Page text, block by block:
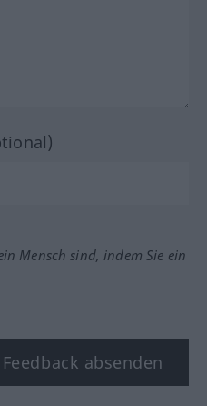
Mensch sind, indem Sie ein
Feedback absenden